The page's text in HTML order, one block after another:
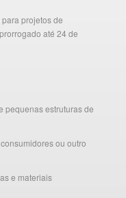
projetos de
até 24 de
pequenas estruturas de
ou outro
e materiais